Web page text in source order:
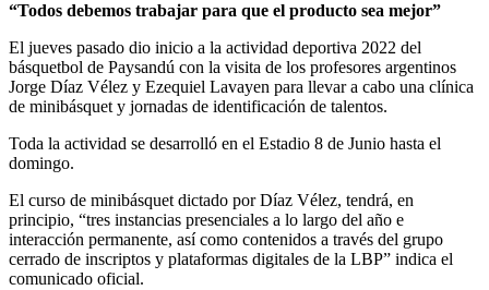
“Todos debemos trabajar para que el producto sea mejor”
El jueves pasado dio inicio a la actividad deportiva 2022 del
básquetbol de Paysandú con la visita de los profesores argentinos
Jorge Díaz Vélez y Ezequiel Lavayen para llevar a cabo una clínica
de minibásquet y jornadas de identificación de talentos.
Toda la actividad se desarrolló en el Estadio 8 de Junio hasta el
domingo.
El curso de minibásquet dictado por Díaz Vélez, tendrá, en
principio, “tres instancias presenciales a lo largo del año e
interacción permanente, así como contenidos a través del grupo
cerrado de inscriptos y plataformas digitales de la LBP” indica el
comunicado oficial.